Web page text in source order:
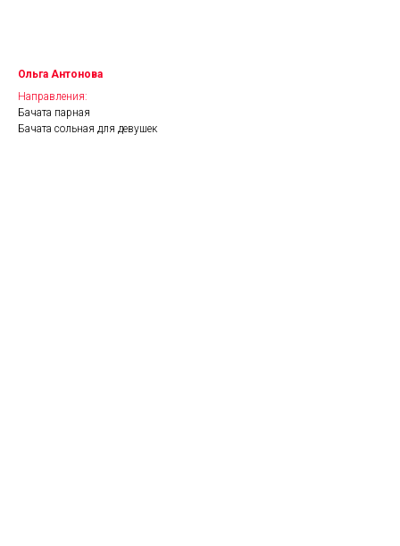
Ольга Антонова
Направления:
Бачата парная
Бачата сольная для девушек